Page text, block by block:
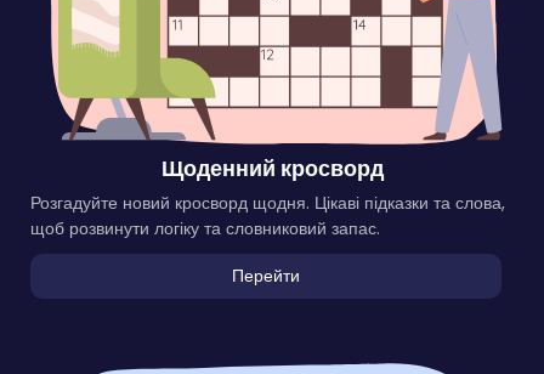
Щоденний кросворд
Розгадуйте новий кросворд щодня. Цікаві підказки та слова,
щоб розвинути логіку та словниковий запас.
Перейти